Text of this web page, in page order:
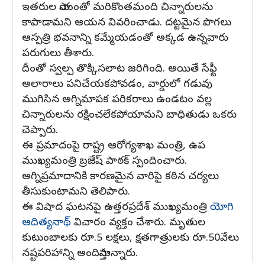
ఇతరుల సాయంతో మరికొంతమంది చిన్నారులను
కాపాడామని ఆయన వివరించాడు. దట్టమైన పొగలు
ఆస్పత్రి భవనాన్ని కమ్మేయడంతో అక్కడ ఉన్నవారు
పరుగులు తీశారు.
దీంతో స్వల్ప తొక్కిసలాట జరిగింది. అయితే సేఫ్టీ
అలారాలు పనిచేయకపోవడం, వార్డులో గడువు
ముగిసిన అగ్నిమాపక పరికరాలు ఉండటం వల్ల
చిన్నారులను రక్షించలేకపోయామని బాధితుడు ఒకరు
చెప్పారు.
ఈ ప్రమాదంపై రాష్ట్ర ఆరోగ్యశాఖ మంత్రి, ఉప
ముఖ్యమంత్రి బ్రజేష్ పాఠక్ స్పందించారు.
అగ్నిప్రమాదానికి కారణమైన వారిపై కఠిన చర్యలు
తీసుకుంటామని తెలిపారు.
ఈ విషాద ఘటనపై ఉత్తరప్రదేశ్‌ ముఖ్యమంత్రి యోగి
ఆదిత్యనాథ్‌ విచారం వ్యక్తం చేశారు. మృతుల
కుటుంబాలకు రూ.5 లక్షలు, క్షతగాత్రులకు రూ.50వేలు
నష్టపరిహాన్ని అందిస్తామన్నారు.